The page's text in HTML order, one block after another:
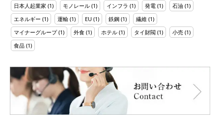
日本人起業家 (1) モノレール (1) インフラ (1) 発電 (1) 石油 (1)
エネルギー (1) 運輸 (1) EU (1) 鉄鋼 (1) 繊維 (1)
マイナーグループ(1) 外食 (1) ホテル (1) タイ財閥 (1) 小売 (1)
食品 (1)